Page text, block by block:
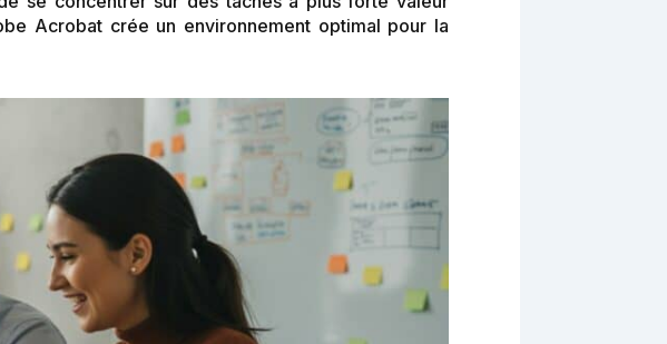
Acrobat crée un environnement optimal pour la